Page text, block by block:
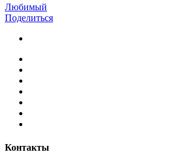
Любимый
Поделиться
Контакты